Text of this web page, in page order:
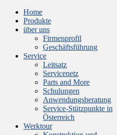
Home
Produkte
über uns
Firmenprofil
Geschäftsführung
Service
Leitsatz
Servicenetz
Parts and More
Schulungen
Anwendungsberatung
Service-Stützpunkte in
Österreich
Werktour